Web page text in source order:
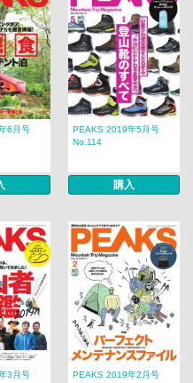
6月号
PEAKS 2019年5月号
No.114
購入
3月号
PEAKS 2019年2月号